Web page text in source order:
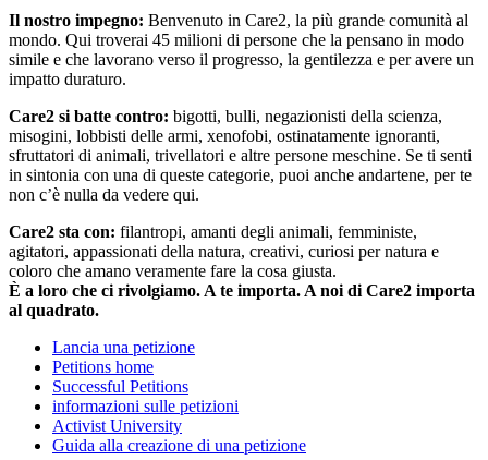
Il nostro impegno: Benvenuto in Care2, la più grande comunità al
mondo. Qui troverai 45 milioni di persone che la pensano in modo
simile e che lavorano verso il progresso, la gentilezza e per avere un
impatto duraturo.
Care2 si batte contro: bigotti, bulli, negazionisti della scienza,
misogini, lobbisti delle armi, xenofobi, ostinatamente ignoranti,
sfruttatori di animali, trivellatori e altre persone meschine. Se ti senti
in sintonia con una di queste categorie, puoi anche andartene, per te
non c’è nulla da vedere qui.
Care2 sta con: filantropi, amanti degli animali, femministe,
agitatori, appassionati della natura, creativi, curiosi per natura e
coloro che amano veramente fare la cosa giusta.
È a loro che ci rivolgiamo. A te importa. A noi di Care2 importa
al quadrato.
Lancia una petizione
Petitions home
Successful Petitions
informazioni sulle petizioni
Activist University
Guida alla creazione di una petizione